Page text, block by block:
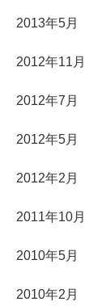
2013年5月
2012年11月
2012年7月
2012年5月
2012年2月
2011年10月
2010年5月
2010年2月